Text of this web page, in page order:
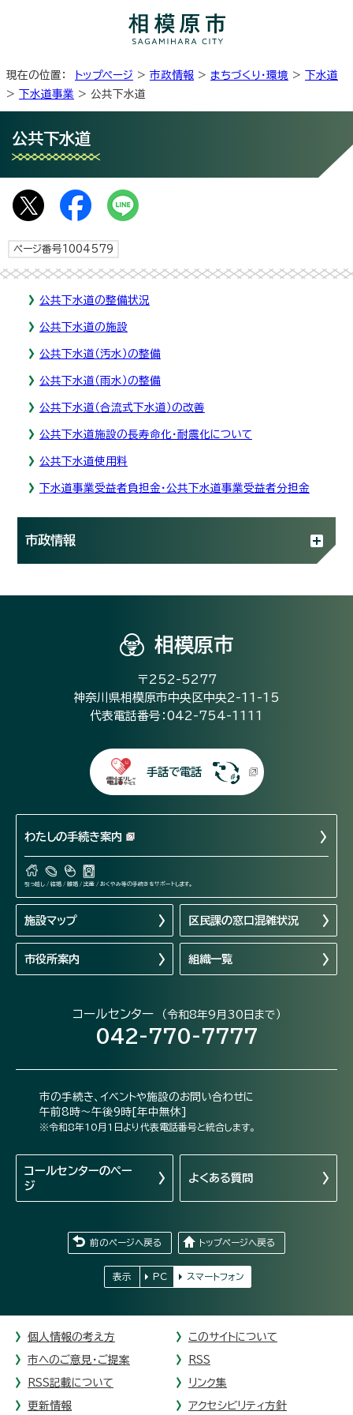
現在の位置： トップページ > 市政情報 > まちづくり・環境 > 下水道
> 下水道事業 > 公共下水道
公共下水道
ページ番号1004579
公共下水道の整備状況
公共下水道の施設
公共下水道（汚水）の整備
公共下水道（雨水）の整備
公共下水道（合流式下水道）の改善
公共下水道施設の長寿命化・耐震化について
公共下水道使用料
下水道事業受益者負担金・公共下水道事業受益者分担金
市政情報
相模原市
〒252-5277
神奈川県相模原市中央区中央2-11-15
代表電話番号：042-754-1111
手話で電話
わたしの手続き案内
引っ越し / 結婚 / 離婚 / 出産 / おくやみ等の手続きをサポートします。
施設マップ 区民課の窓口混雑状況
市役所案内 組織一覧
コールセンター （令和8年9月30日まで）
042-770-7777
市の手続き、イベントや施設のお問い合わせに
午前8時～午後9時[年中無休]
※令和8年10月1日より代表電話番号と統合します。
コールセンターのペー
ジ
よくある質問
前のページへ戻る トップページへ戻る
表示 PC スマートフォン
個人情報の考え方 このサイトについて
市へのご意見・ご提案 RSS
RSS記載について リンク集
更新情報 アクセシビリティ方針